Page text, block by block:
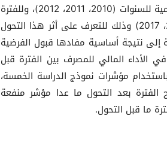
للفترة قبل التحول للصيرفة الإسلامية للسنوات (2010، 2011، 2012)، وللفترة
بعد التحول للسنوات (2015، 2016، 2017) وذلك للتعرف على أثر هذا التحول
إلى نتيجة أساسية مفادها قبول الفرضية
الأداء المالي للمصرف بين الفترة قبل
مؤشرات نموذج الدراسة الخمسة،
بعد التحول ما عدا مؤشر منفعة